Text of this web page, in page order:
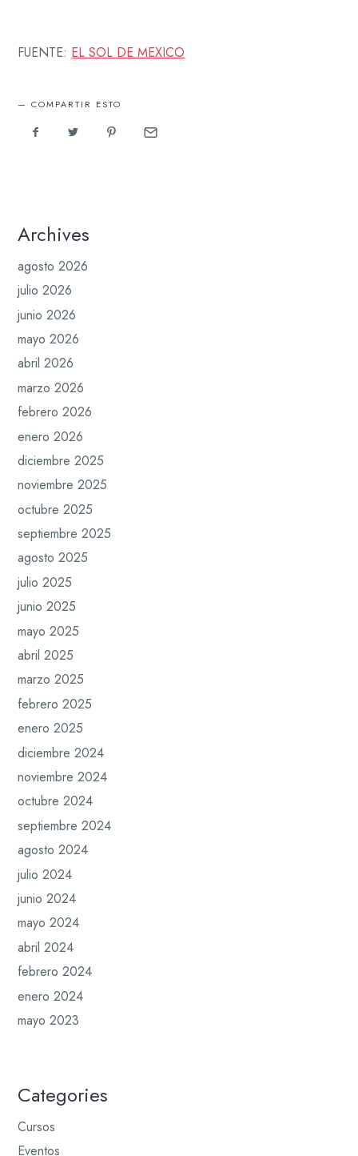
FUENTE: EL SOL DE MEXICO
COMPARTIR ESTO
Archives
agosto 2026
julio 2026
junio 2026
mayo 2026
abril 2026
marzo 2026
febrero 2026
enero 2026
diciembre 2025
noviembre 2025
octubre 2025
septiembre 2025
agosto 2025
julio 2025
junio 2025
mayo 2025
abril 2025
marzo 2025
febrero 2025
enero 2025
diciembre 2024
noviembre 2024
octubre 2024
septiembre 2024
agosto 2024
julio 2024
junio 2024
mayo 2024
abril 2024
febrero 2024
enero 2024
mayo 2023
Categories
Cursos
Eventos